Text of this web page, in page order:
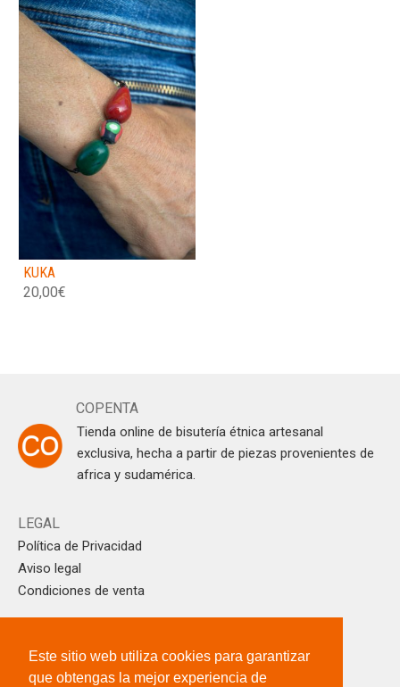
Este sitio web utiliza cookies para garantizar
que obtengas la mejor experiencia de
KUKA
20,00€
COPENTA
Tienda online de bisutería étnica artesanal
exclusiva, hecha a partir de piezas provenientes de
africa y sudamérica.
LEGAL
Política de Privacidad
Aviso legal
Condiciones de venta
info@copenta.com